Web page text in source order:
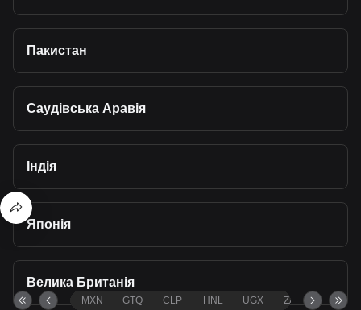
Пакистан
Саудівська Аравія
Індія
Японія
Велика Британія
MXN GTQ CLP HNL UGX ZAR TND